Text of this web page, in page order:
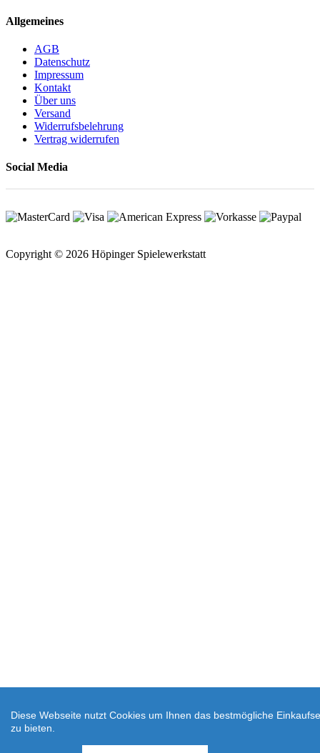
Allgemeines
AGB
Datenschutz
Impressum
Kontakt
Über uns
Versand
Widerrufsbelehrung
Vertrag widerrufen
Social Media
Copyright © 2026 Höpinger Spielewerkstatt
Diese Webseite nutzt Cookies um Ihnen das bestmögliche
zu bieten.